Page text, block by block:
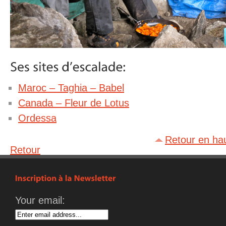
Maroc – Taghia – Babel
Canada – Fleur de Lotus
Ordessa
Retour en
Retour
Your email: